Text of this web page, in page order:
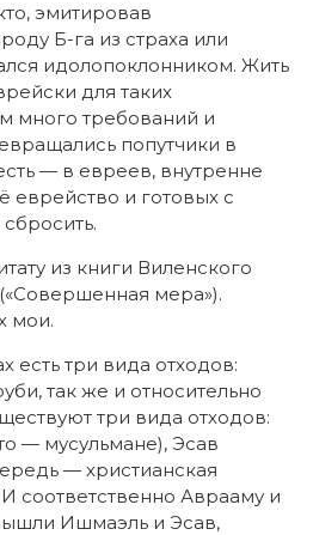
эмитировав
Б-га из страха или
идолопоклонником. Жить
для таких
много требований и
попутчики в
— в евреев, внутренне
и готовых с
из книги Виленского
мера»).
мои.
есть три вида отходов:
так же и относительно
три вида отходов:
— мусульмане), Эсав
— христианская
И соответственно Аврааму и
Ишмаэль и Эсав,